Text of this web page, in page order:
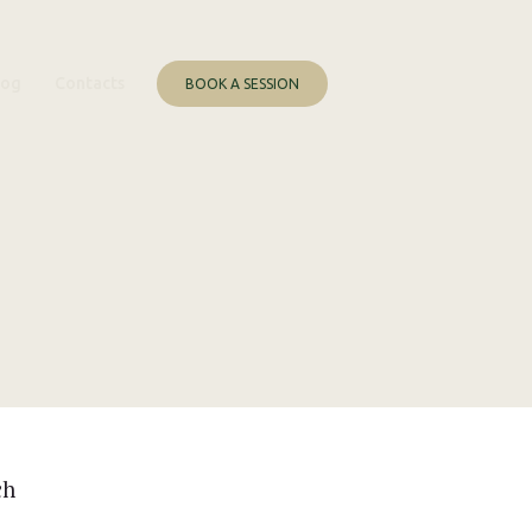
BOOK A SESSION